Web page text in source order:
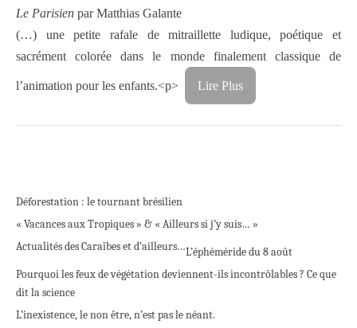
Le Parisien par Matthias Galante
(…) une petite rafale de mitraillette ludique, poétique et
sacrément colorée dans le monde finalement classique de
l’animation pour les enfants.<p> Lire Plus
Déforestation : le tournant brésilien
« Vacances aux Tropiques » & « Ailleurs si j’y suis… »
Actualités des Caraïbes et d’ailleurs…L’éphéméride du 8 août
Pourquoi les feux de végétation deviennent-ils incontrôlables ? Ce que
dit la science
L’inexistence, le non être, n’est pas le néant.